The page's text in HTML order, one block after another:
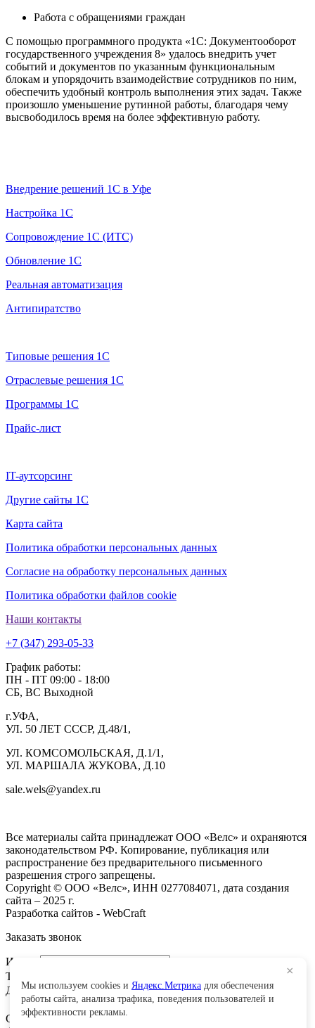
Работа с обращениями граждан
С помощью программного продукта «1С: Документооборот
государственного учреждения 8» удалось внедрить учет
событий и документов по указанным функциональным
блокам и упорядочить взаимодействие сотрудников по ним,
обеспечить удобный контроль выполнения этих задач. Также
произошло уменьшение рутинной работы, благодаря чему
высвободилось время на более эффективную работу.
Внедрение решений 1С в Уфе
Настройка 1С
Сопровождение 1С (ИТС)
Обновление 1С
Реальная автоматизация
Антипиратство
Типовые решения 1С
Отраслевые решения 1С
Программы 1С
Прайс-лист
IT-аутсорсинг
Другие сайты 1С
Карта сайта
Политика обработки персональных данных
Согласие на обработку персональных данных
Политика обработки файлов cookie
Наши контакты
+7 (347) 293-05-33
График работы:
ПН - ПТ 09:00 - 18:00
СБ, ВС Выходной
г.УФА,
УЛ. 50 ЛЕТ СССР, Д.48/1,
УЛ. КОМСОМОЛЬСКАЯ, Д.1/1,
УЛ. МАРШАЛА ЖУКОВА, Д.10
sale.wels@yandex.ru
Все материалы сайта принадлежат ООО «Велс» и охраняются
законодательством РФ. Копирование, публикация или
распространение без предварительного письменного
разрешения строго запрещены.
Copyright © ООО «Велс», ИНН 0277084071, дата создания
сайта – 2025 г.
Разработка сайтов - WebCraft
Заказать звонок
Имя:
Телефон
Добавить сообщение
Сообщение*
×
Мы используем cookies и Яндекс.Метрика для обеспечения
работы сайта, анализа трафика, поведения пользователей и
эффективности рекламы.